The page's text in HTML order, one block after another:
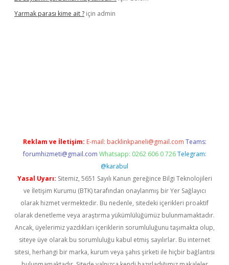
Yarmak parası kime ait ? için admin
Reklam ve İletişim: E-mail: backlinkpaneli@gmail.com Teams:
forumhizmeti@gmail.com Whatsapp: 0262 606 0 726 Telegram:
@karabul
Yasal Uyarı: Sitemiz, 5651 Sayılı Kanun gereğince Bilgi Teknolojileri
ve İletişim Kurumu (BTK) tarafından onaylanmış bir Yer Sağlayıcı
olarak hizmet vermektedir. Bu nedenle, sitedeki içerikleri proaktif
olarak denetleme veya araştırma yükümlülüğümüz bulunmamaktadır.
Ancak, üyelerimiz yazdıkları içeriklerin sorumluluğunu taşımakta olup,
siteye üye olarak bu sorumluluğu kabul etmiş sayılırlar. Bu internet
sitesi, herhangi bir marka, kurum veya şahıs şirketi ile hiçbir bağlantısı